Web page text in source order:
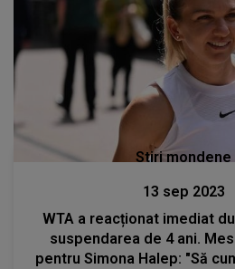
Stiri mondene
13 sep 2023
WTA a reacționat imediat
suspendarea de 4 ani.
pentru Simona Halep: "Să